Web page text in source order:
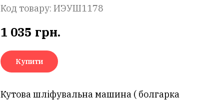
Код товару: ИЭУШ1178
1 035 грн.
Купити
Кутова шліфувальна машина ( болгарка